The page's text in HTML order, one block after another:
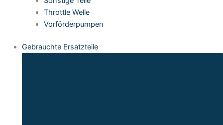
Throttle Welle
Vorförderpumpen
Gebrauchte Ersatzteile